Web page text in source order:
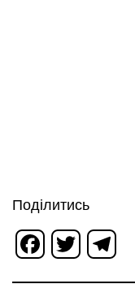
Поділитись
Facebook
Twitter